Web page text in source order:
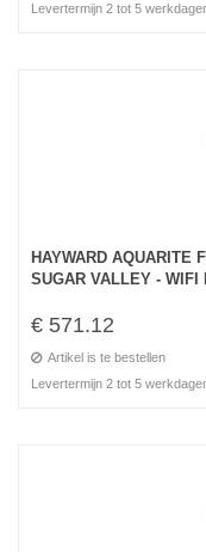
Levertermijn 2 tot 5
HAYWARD AQUARITE
SUGAR VALLEY - WIFI
€ 571.12
Artikel is te bestellen
Levertermijn 2 tot 5